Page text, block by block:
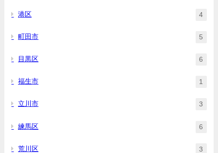
港区 4
町田市 5
目黒区 6
福生市 1
立川市 3
練馬区 6
荒川区 3